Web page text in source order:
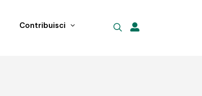
Contribuisci